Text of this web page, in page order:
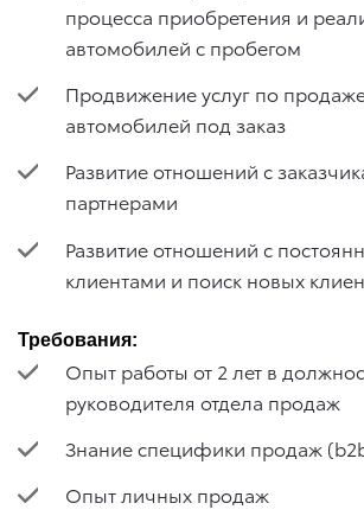
процесса приобретения и
автомобилей с пробегом
Продвижение услуг по
автомобилей под заказ
Развитие отношений с
партнерами
Развитие отношений с
клиентами и поиск новых
Требования:
Опыт работы от 2 лет в
руководителя отдела продаж
Знание специфики продаж
Опыт личных продаж